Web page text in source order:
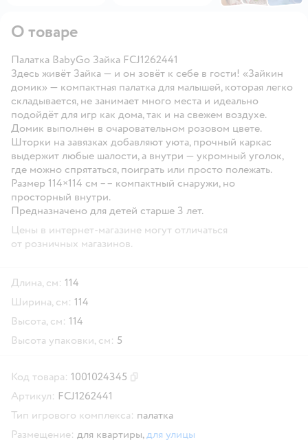
О товаре
Палатка BabyGo Зайка FCJ1262441
Здесь живёт Зайка — и он зовёт к себе в гости! «Зайкин
домик» — компактная палатка для малышей, которая легко
складывается, не занимает много места и идеально
подойдёт для игр как дома, так и на свежем воздухе.
Домик выполнен в очаровательном розовом цвете.
Шторки на завязках добавляют уюта, прочный каркас
выдержит любые шалости, а внутри — укромный уголок,
где можно спрятаться, поиграть или просто полежать.
Размер 114×114 см –– компактный снаружи, но
просторный внутри.
Предназначено для детей старше 3 лет.
Цены в интернет-магазине могут отличаться
от розничных магазинов.
Длина, см: 114
Ширина, см: 114
Высота, см: 114
Высота упаковки, см: 5
Код товара: 1001024345
Артикул: FCJ1262441
Тип игрового комплекса: палатка
Размещение: для квартиры,для улицы